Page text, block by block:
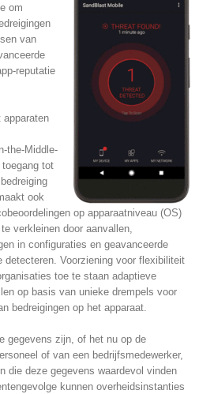
om
van
reputatie
apparaten
the-Middle-
tot
ook
op apparaatniveau (OS)
verkleinen door aanvallen,
in configuraties en geavanceerde
detecteren. Voorziening voor flexibiliteit
toe te staan ​​adaptieve
op basis van unieke drempels voor
bedreigingen op het apparaat.
gegevens zijn, of het nu op de
of van een bedrijfsmedewerker,
die deze gegevens waardevol vinden
kunnen overheidsinstanties